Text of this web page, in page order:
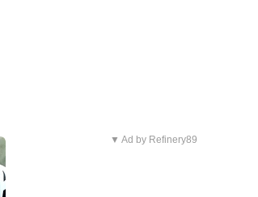
▼ Ad by Refinery89